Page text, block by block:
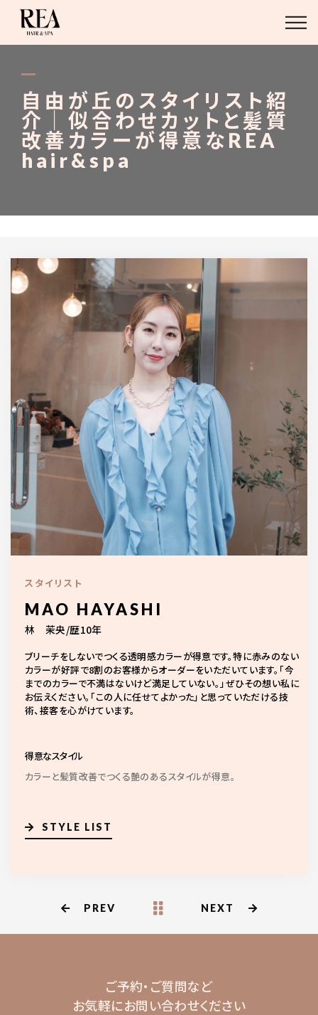
自由が丘のスタイリスト紹
介｜似合わせカットと髪質
改善カラーが得意なREA
hair&spa
スタイリスト
MAO HAYASHI
林 茉央/歴10年
ブリーチをしないでつくる透明感カラーが得意です。特に赤みのない
カラーが好評で8割のお客様からオーダーをいただいています。「今
までのカラーで不満はないけど満足していない。」ぜひその想い私に
お伝えください。「この人に任せてよかった」と思っていただける技
術、接客を心がけています。
得意なスタイル
カラーと髪質改善でつくる艶のあるスタイルが得意。
STYLE LIST
PREV NEXT
ご予約・ご質問など
お気軽にお問い合わせください
ABOUT
BLOG
STAFF
03-6421-2751
10:00〜19:00 （最終受付はメニューにより異なります）
火曜日定休/予約制
ご予約はこちら